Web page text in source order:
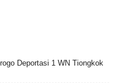
Deportasi 1 WN Tiongkok